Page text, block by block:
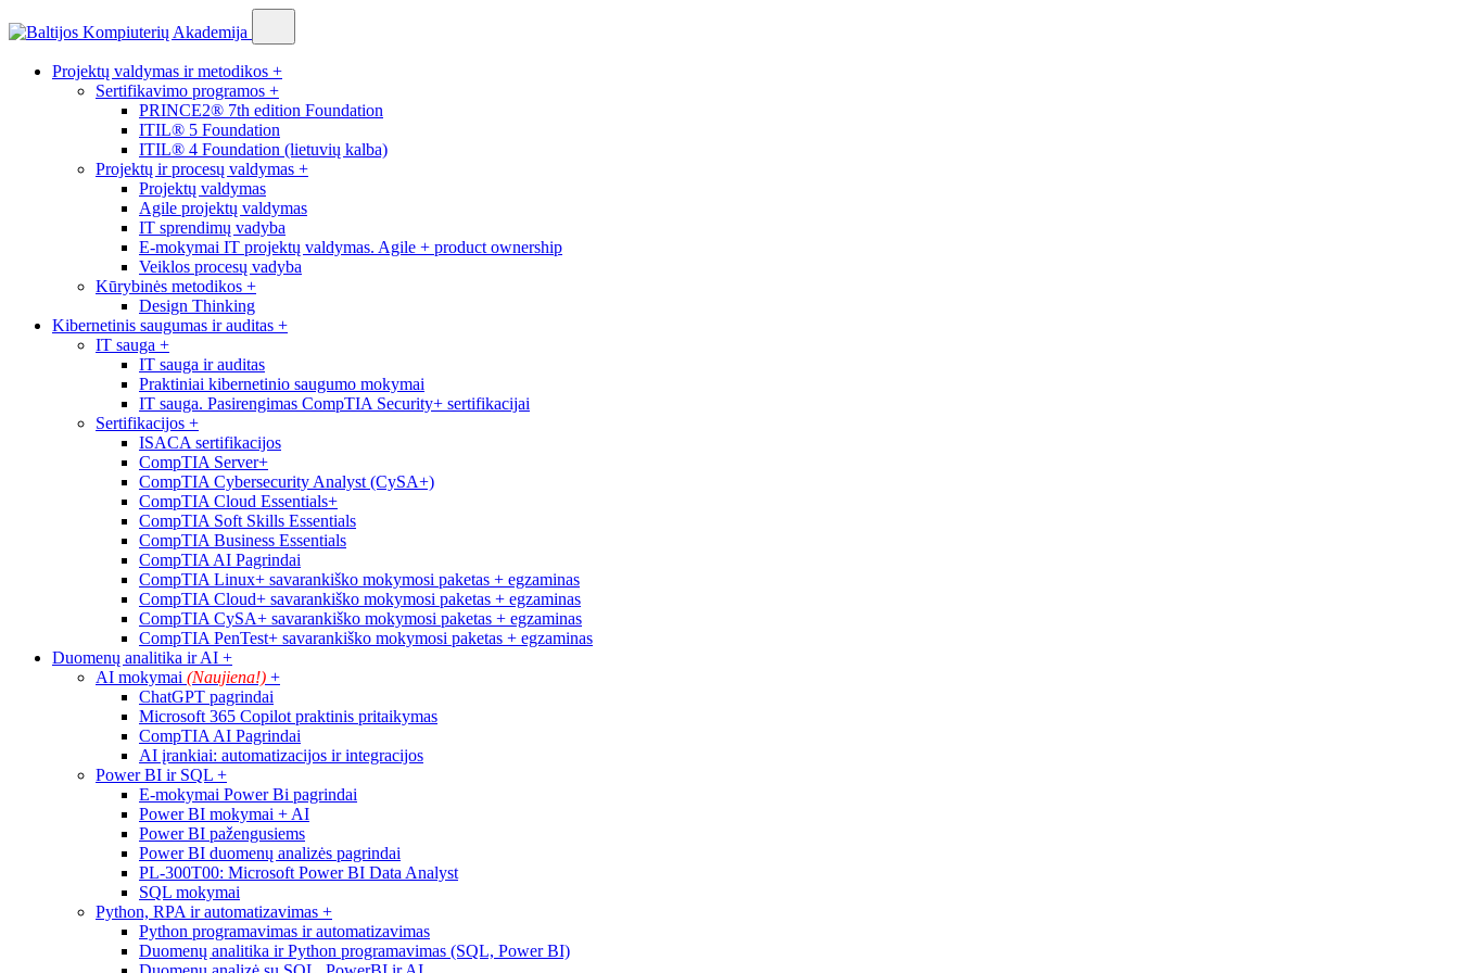
Projektų valdymas ir metodikos +
Sertifikavimo programos +
PRINCE2® 7th edition Foundation
ITIL® 5 Foundation
ITIL® 4 Foundation (lietuvių kalba)
Projektų ir procesų valdymas +
Projektų valdymas
Agile projektų valdymas
IT sprendimų vadyba
E-mokymai IT projektų valdymas. Agile + product ownership
Veiklos procesų vadyba
Kūrybinės metodikos +
Design Thinking
Kibernetinis saugumas ir auditas +
IT sauga +
IT sauga ir auditas
Praktiniai kibernetinio saugumo mokymai
IT sauga. Pasirengimas CompTIA Security+ sertifikacijai
Sertifikacijos +
ISACA sertifikacijos
CompTIA Server+
CompTIA Cybersecurity Analyst (CySA+)
CompTIA Cloud Essentials+
CompTIA Soft Skills Essentials
CompTIA Business Essentials
CompTIA AI Pagrindai
CompTIA Linux+ savarankiško mokymosi paketas + egzaminas
CompTIA Cloud+ savarankiško mokymosi paketas + egzaminas
CompTIA CySA+ savarankiško mokymosi paketas + egzaminas
CompTIA PenTest+ savarankiško mokymosi paketas + egzaminas
Duomenų analitika ir AI +
AI mokymai (Naujiena!) +
ChatGPT pagrindai
Microsoft 365 Copilot praktinis pritaikymas
CompTIA AI Pagrindai
AI įrankiai: automatizacijos ir integracijos
Power BI ir SQL +
E-mokymai Power Bi pagrindai
Power BI mokymai + AI
Power BI pažengusiems
Power BI duomenų analizės pagrindai
PL-300T00: Microsoft Power BI Data Analyst
SQL mokymai
Python, RPA ir automatizavimas +
Python programavimas ir automatizavimas
Duomenų analitika ir Python programavimas (SQL, Power BI)